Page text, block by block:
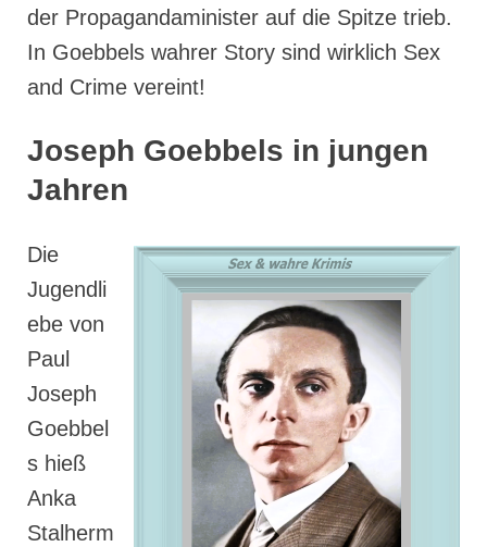
der Propagandaminister auf die Spitze trieb.
In Goebbels wahrer Story sind wirklich Sex
and Crime vereint!
Joseph Goebbels in jungen
Jahren
Die
Jugendli
ebe von
Paul
Joseph
Goebbel
s hieß
Anka
Stalherm